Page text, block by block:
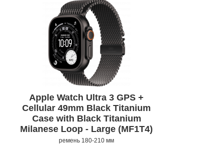
Apple Watch Ultra 3 GPS +
Cellular 49mm Black Titanium
Case with Black Titanium
Milanese Loop - Large (MF1T4)
ремень 180-210 мм